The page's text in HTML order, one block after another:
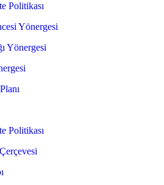
Politikası
Yönergesi
Yönergesi
Politikası